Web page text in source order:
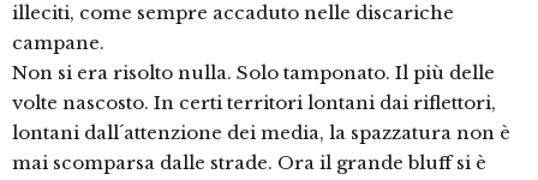
illeciti, come sempre accaduto nelle discariche
campane.
Non si era risolto nulla. Solo tamponato. Il più delle
volte nascosto. In certi territori lontani dai riflettori,
lontani dall´attenzione dei media, la spazzatura non è
mai scomparsa dalle strade. Ora il grande bluff si è